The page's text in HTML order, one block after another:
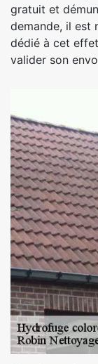
gratuit et
demande, il est
dédié à cet
valider son